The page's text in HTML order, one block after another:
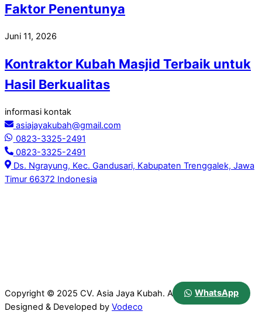
WhatsApp
Faktor Penentunya
Juni 11, 2026
Kontraktor Kubah Masjid Terbaik untuk
Hasil Berkualitas
informasi kontak
asiajayakubah@gmail.com
0823-3325-2491
0823-3325-2491
Ds. Ngrayung, Kec. Gandusari, Kabupaten Trenggalek, Jawa
Timur 66372 Indonesia
Copyright © 2025 CV. Asia Jaya Kubah. All Rights Reserved.
Designed & Developed by Vodeco